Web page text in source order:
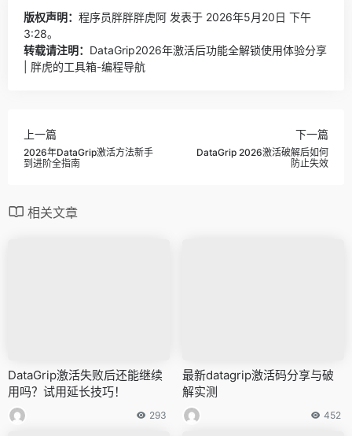
版权声明： 程序员胖胖胖虎阿 发表于 2026年5月20日 下午
3:28。
转载请注明： DataGrip2026年激活后功能全解锁使用体验分享
| 胖虎的工具箱-编程导航
上一篇
2026年DataGrip激活方法新手
到进阶全指南
下一篇
DataGrip 2026激活破解后如何
防止失效
相关文章
DataGrip激活失败后还能继续
用吗？试用延长技巧！
293
最新datagrip激活码分享与破
解实测
452